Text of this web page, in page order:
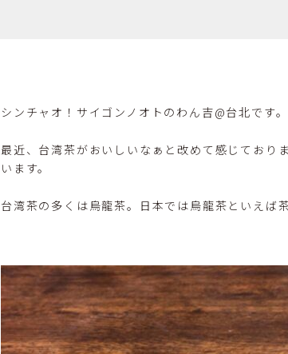
シンチャオ！サイゴンノオトのわん吉@台北です。
最近、台湾茶がおいしいなぁと改めて感じており
います。
台湾茶の多くは烏龍茶。日本では烏龍茶といえば